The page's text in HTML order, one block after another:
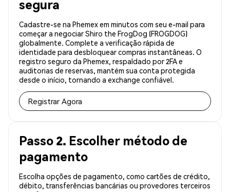
segura
Cadastre-se na Phemex em minutos com seu e-mail para
começar a negociar Shiro the FrogDog (FROGDOG)
globalmente. Complete a verificação rápida de
identidade para desbloquear compras instantâneas. O
registro seguro da Phemex, respaldado por 2FA e
auditorias de reservas, mantém sua conta protegida
desde o início, tornando a exchange confiável.
Registrar Agora
Passo 2. Escolher método de
pagamento
Escolha opções de pagamento, como cartões de crédito,
débito, transferências bancárias ou provedores terceiros